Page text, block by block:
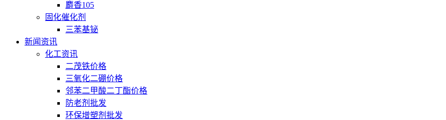
麝香105
固化催化剂
三苯基铋
新闻资讯
化工资讯
二茂铁价格
三氧化二硼价格
邻苯二甲酸二丁酯价格
防老剂批发
环保增塑剂批发